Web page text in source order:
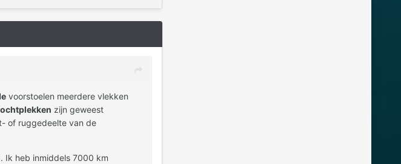
voorstoelen meerdere vlekken
zijn geweest
of ruggedeelte van de
Ik heb inmiddels 7000 km